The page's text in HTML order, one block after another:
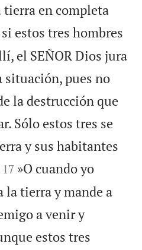
en completa
estos tres hombres
el SEÑOR Dios jura
situación, pues no
la destrucción que
Sólo estos tres se
y sus habitantes


17 »O cuando yo
la tierra y mande a
a venir y
estos tres